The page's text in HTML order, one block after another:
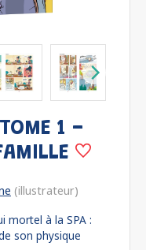
1 -
(illustrateur)
mortel à la SPA :
son physique